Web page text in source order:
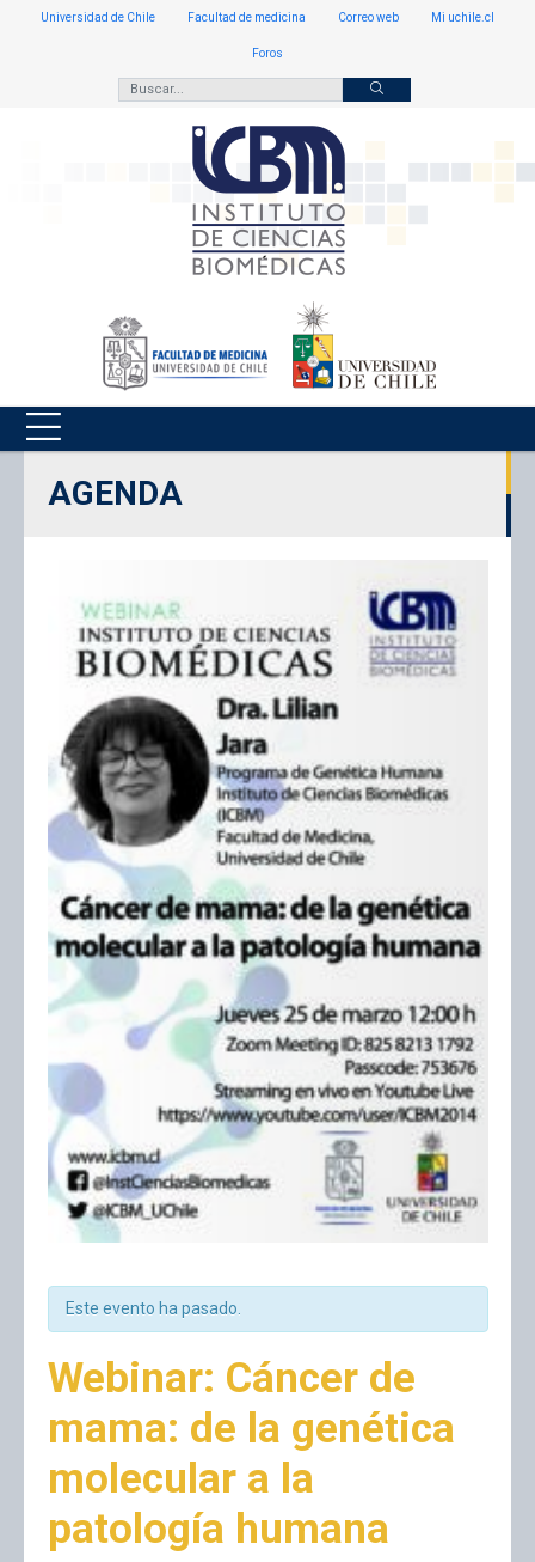
Universidad de Chile Facultad de medicina Correo web Mi uchile.cl
Foros
AGENDA
Este evento ha pasado.
Webinar: Cáncer de
mama: de la genética
molecular a la
patología humana